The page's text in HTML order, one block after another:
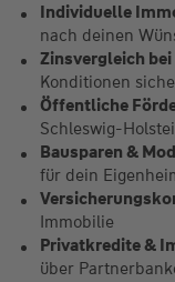
Individuelle
nach deinen
Zinsvergleich
Konditionen
Öffentliche
Schleswig-
Bausparen &
für dein
Immobilie
Privatkredite &
über